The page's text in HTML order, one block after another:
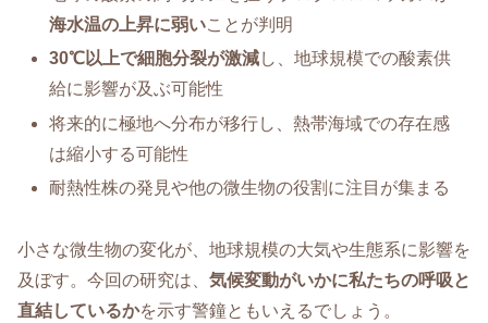
海水温の上昇に弱いことが判明
30℃以上で細胞分裂が激減し、地球規模での酸素供
給に影響が及ぶ可能性
将来的に極地へ分布が移行し、熱帯海域での存在感
は縮小する可能性
耐熱性株の発見や他の微生物の役割に注目が集まる
小さな微生物の変化が、地球規模の大気や生態系に影響を
及ぼす。今回の研究は、 気候変動がいかに私たちの呼吸と
直結しているかを示す警鐘ともいえるでしょう。